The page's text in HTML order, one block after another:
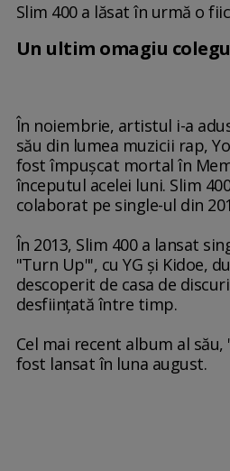
Slim 400 a lăsat în urmă o
Un ultim omagiu
În noiembrie, artistul i-a
său din lumea muzicii rap,
fost împuşcat mortal în
începutul acelei luni. Slim
colaborat pe single-ul din
În 2013, Slim 400 a lansat
"Turn Up"', cu YG şi Kidoe,
descoperit de casa de
desfiinţată între timp.
Cel mai recent album al său,
fost lansat în luna august.